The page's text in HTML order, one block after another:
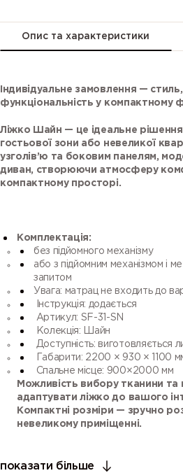
25 26
29 30
37
Опис та характеристики
Індивідуальне замовлення —
функціональність у компактному
Ліжко Шайн — це ідеальне рішення
гостьової зони або невеликої
узголів’ю та боковим панелям,
диван, створюючи атмосферу
компактному просторі.
Комплектація:
без підйомного механізму
або з підйомним механізмом і
запитом
Увага: матрац не входить до
Інструкція: додається
Артикул: SF-31-SN
Колекція: Шайн
Доступність: виготовляється
Габарити: 2200 × 930 × 1100
Спальне місце: 900×2000 мм
Можливість вибору тканини та
адаптувати ліжко до вашого
Компактні розміри — зручно
невеликому приміщенні.
показати більше